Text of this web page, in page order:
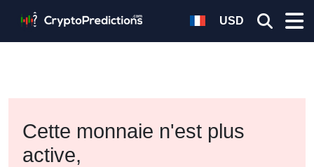
USD
Cette monnaie n'est plus
active,